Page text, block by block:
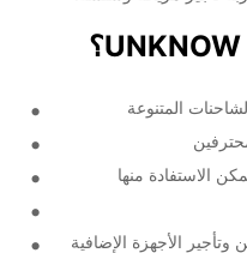
المتنوعة
الاستفادة منها
الأجهزة الإضافية